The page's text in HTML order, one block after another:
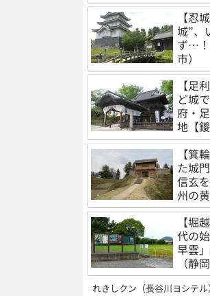
（秋
【忍
城”、
ず…
市）
【足
ど城
府・
地【
県足
【箕
た城
信玄
州の
馬県
【堀
代の
早雲
（静
市）
れきしクン（長谷川ヨシテ